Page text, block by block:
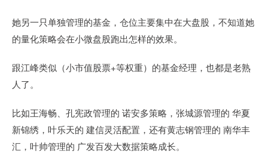
她另一只单独管理的基金，仓位主要集中在大盘股，不知道她
的量化策略会在小微盘股跑出怎样的效果。
跟江峰类似（小市值股票+等权重）的基金经理，也都是老熟
人了。
比如王海畅、孔宪政管理的 诺安多策略，张城源管理的 华夏
新锦绣，叶乐天的 建信灵活配置，还有黄志钢管理的 南华丰
汇，叶帅管理的 广发百发大数据策略成长。